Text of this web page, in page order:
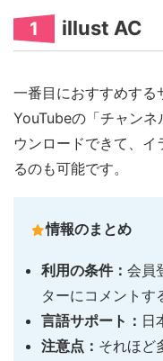
1 illust AC
一番目におすすめする
YouTubeの「チャン
ウンロードできて、
るのも可能です。
情報のまとめ
利用の条件： 会員
ターにコメントす
言語サポート： 日
注意点： それほど